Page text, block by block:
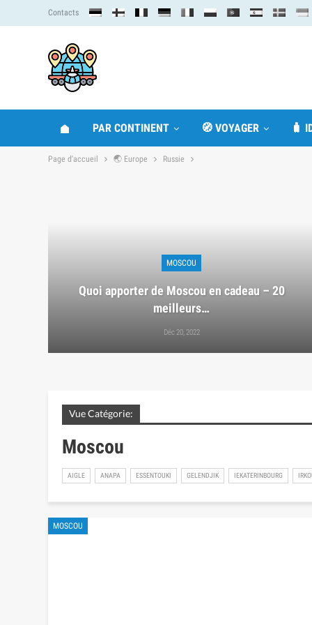
Contacts
PAR CONTINENT 🧭 VOYAGER 🧳
Page d'accueil 🌏 Europe Russie
MOSCOU
Quoi apporter de Moscou en cadeau – 20
meilleurs…
Déc 20, 2022
Vue Catégorie:
Moscou
AIGLE ANAPA ESSENTOUKI GELENDJIK IEKATERINBOURG
MOSCOU